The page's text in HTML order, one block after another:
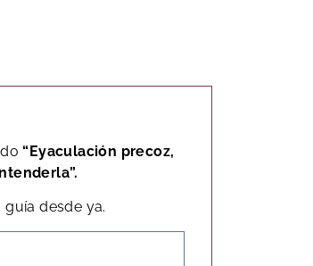
“Eyaculación precoz,
desde ya.